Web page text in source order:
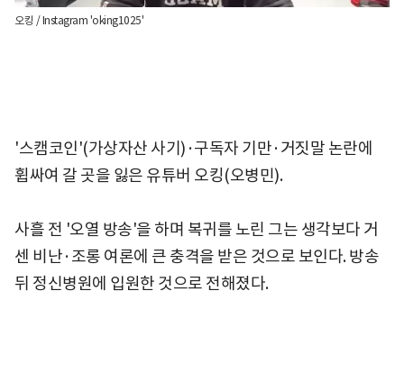
오킹 / Instagram 'oking1025'
'스캠코인'(가상자산 사기)·구독자 기만·거짓말 논란에
휩싸여 갈 곳을 잃은 유튜버 오킹(오병민).
사흘 전 '오열 방송'을 하며 복귀를 노린 그는 생각보다 거
센 비난·조롱 여론에 큰 충격을 받은 것으로 보인다. 방송
뒤 정신병원에 입원한 것으로 전해졌다.